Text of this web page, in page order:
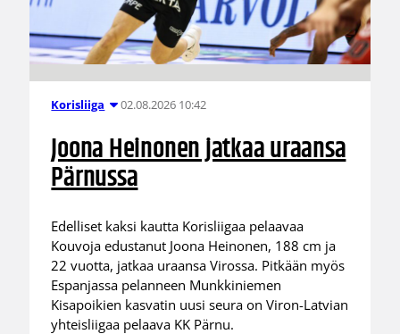
Korisliiga 02.08.2026 10:42
Joona Heinonen jatkaa uraansa
Pärnussa
Edelliset kaksi kautta Korisliigaa pelaavaa
Kouvoja edustanut Joona Heinonen, 188 cm ja
22 vuotta, jatkaa uraansa Virossa. Pitkään myös
Espanjassa pelanneen Munkkiniemen
Kisapoikien kasvatin uusi seura on Viron-Latvian
yhteisliigaa pelaava KK Pärnu.